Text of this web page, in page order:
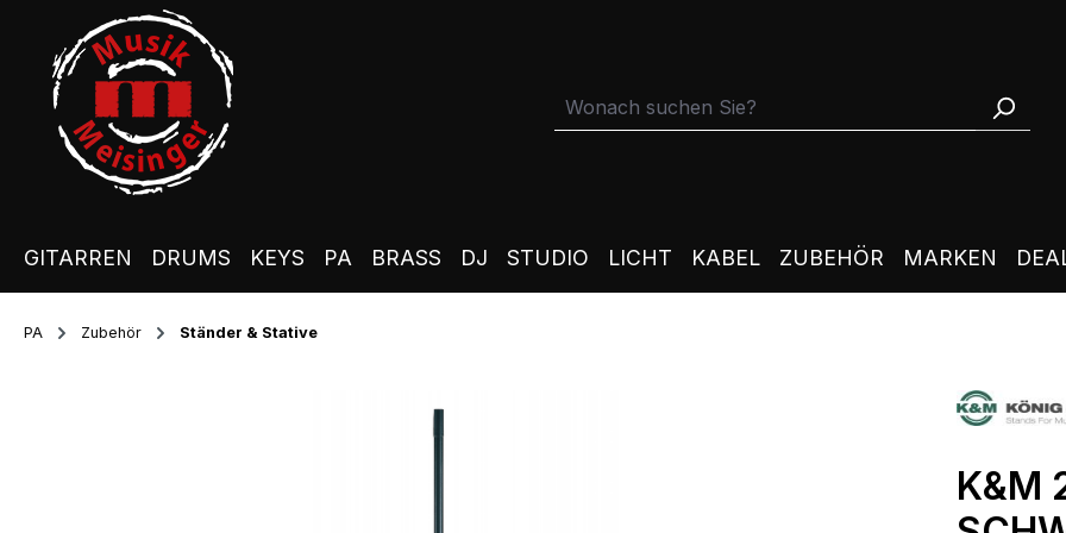
Hauptinhalt springen
Zur Suche springen
Zur Hauptnavigation springen
GITARREN DRUMS KEYS PA BRASS DJ STUDIO LICHT KABEL ZUBEHÖR MARKEN
PA Zubehör Ständer & Stative
K&M